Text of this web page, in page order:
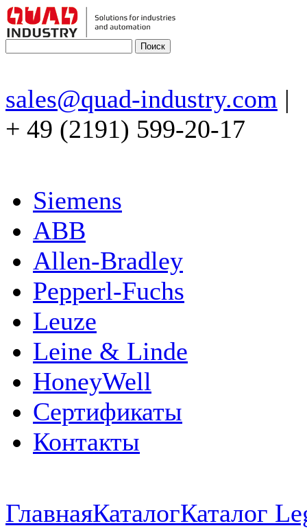
sales@quad-industry.com |
+ 49 (2191) 599-20-17
Siemens
ABB
Allen-Bradley
Pepperl-Fuchs
Leuze
Leine & Linde
HoneyWell
Сертификаты
Контакты
ГлавнаяКаталогКаталог